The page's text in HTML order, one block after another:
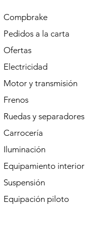
Compbrake
Pedidos a la carta
Ofertas
Electricidad
Motor y transmisión
Frenos
Ruedas y separadores
Carrocería
Iluminación
Equipamiento interior
Suspensión
Equipación piloto